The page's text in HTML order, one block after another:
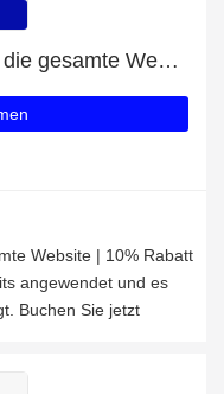
Erhalten Sie 27% Rabatt auf die gesamte Website | 10% Rabatt auf Grip Pads
Website | 10% Rabatt
angewendet und es
Buchen Sie jetzt